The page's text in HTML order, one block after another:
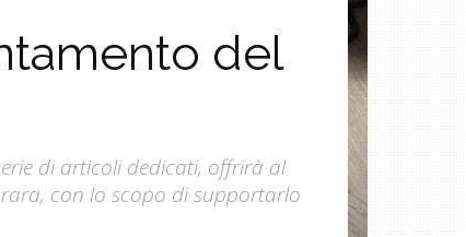
del
di articoli dedicati, offrirà al
con lo scopo di supportarlo